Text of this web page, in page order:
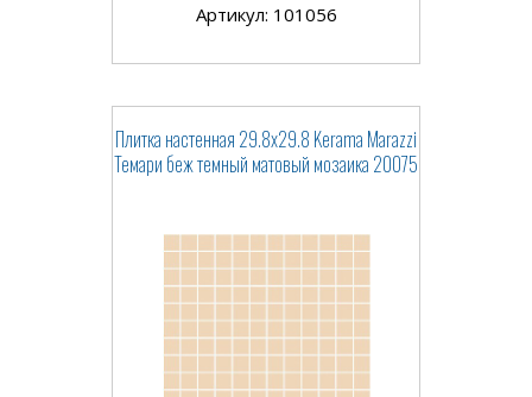
Артикул: 101056
Плитка настенная 29.8x29.8 Kerama Marazzi
Темари беж темный матовый мозаика 20075